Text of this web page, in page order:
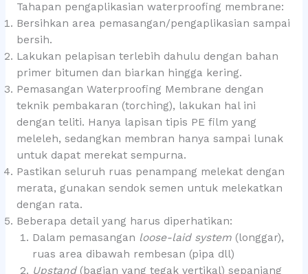
Tahapan pengaplikasian waterproofing membrane:
Bersihkan area pemasangan/pengaplikasian sampai
bersih.
Lakukan pelapisan terlebih dahulu dengan bahan
primer bitumen dan biarkan hingga kering.
Pemasangan Waterproofing Membrane dengan
teknik pembakaran (torching), lakukan hal ini
dengan teliti. Hanya lapisan tipis PE film yang
meleleh, sedangkan membran hanya sampai lunak
untuk dapat merekat sempurna.
Pastikan seluruh ruas penampang melekat dengan
merata, gunakan sendok semen untuk melekatkan
dengan rata.
Beberapa detail yang harus diperhatikan:
Dalam pemasangan loose-laid system (longgar),
ruas area dibawah rembesan (pipa dll)
Upstand (bagian yang tegak vertikal) sepanjang